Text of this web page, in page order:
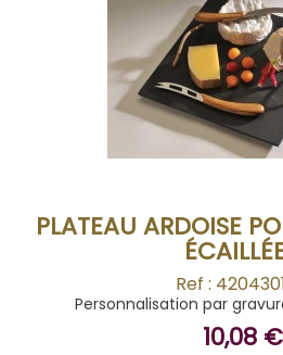
PLATEAU ARDOISE
Ref :
Personnalisation par
10,08 €